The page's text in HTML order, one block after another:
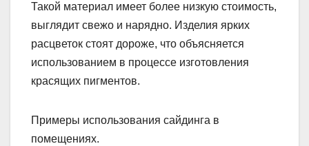
Такой материал имеет более низкую стоимость,
выглядит свежо и нарядно. Изделия ярких
расцветок стоят дороже, что объясняется
использованием в процессе изготовления
красящих пигментов.
Примеры использования сайдинга в
помещениях.